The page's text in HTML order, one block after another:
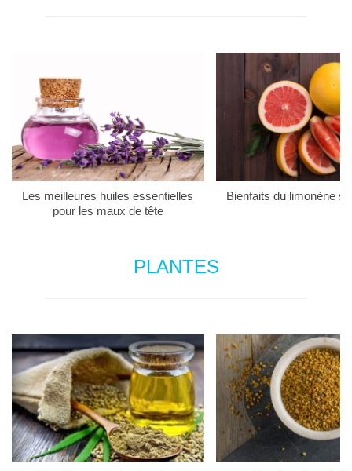
Les meilleures huiles essentielles
pour les maux de tête
Bienfaits du limonène
PLANTES